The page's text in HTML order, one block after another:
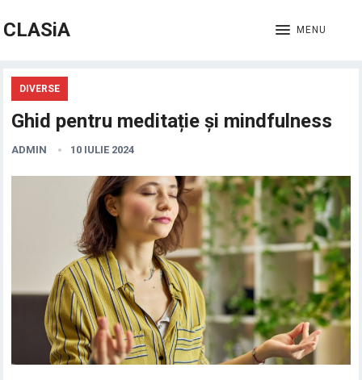
CLASiA MENU
DIVERSE
Ghid pentru meditație și mindfulness
ADMIN 10 IULIE 2024